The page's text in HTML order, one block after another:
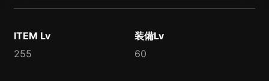
ITEM Lv
255
装備Lv
60